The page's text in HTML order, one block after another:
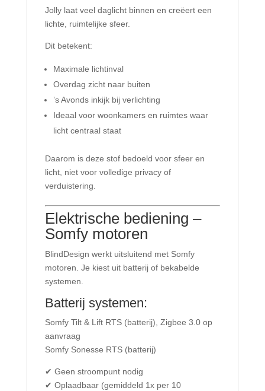
Jolly laat veel daglicht binnen en creëert een
lichte, ruimtelijke sfeer.
Dit betekent:
Maximale lichtinval
Overdag zicht naar buiten
’s Avonds inkijk bij verlichting
Ideaal voor woonkamers en ruimtes waar
licht centraal staat
Daarom is deze stof bedoeld voor sfeer en
licht, niet voor volledige privacy of
verduistering.
Elektrische bediening –
Somfy motoren
BlindDesign werkt uitsluitend met Somfy
motoren. Je kiest uit batterij of bekabelde
systemen.
Batterij systemen:
Somfy Tilt & Lift RTS (batterij), Zigbee 3.0 op
aanvraag
Somfy Sonesse RTS (batterij)
✔ Geen stroompunt nodig
✔ Oplaadbaar (gemiddeld 1x per 10